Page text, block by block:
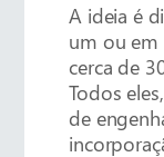
A ideia é
um ou em
cerca de
Todos
de